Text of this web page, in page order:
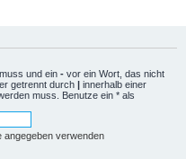
und ein - vor ein Wort, das nicht
getrennt durch | innerhalb einer
muss. Benutze ein * als
angegeben verwenden